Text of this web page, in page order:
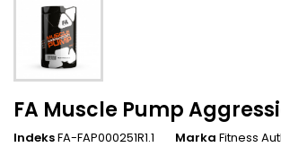
FA Muscle Pump
IndeksFA-FAP000251R1.1 Marka Fitness